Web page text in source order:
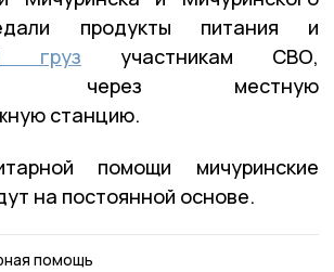
продукты питания и
груз участникам СВО,
через местную
станцию.
помощи мичуринские
на постоянной основе.
помощь